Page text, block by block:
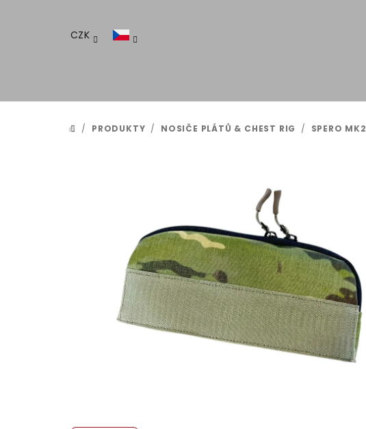
CZK
DOMŮ
/ PRODUKTY / NOSIČE PLÁTŮ & CHEST RIG / SPERO MK2